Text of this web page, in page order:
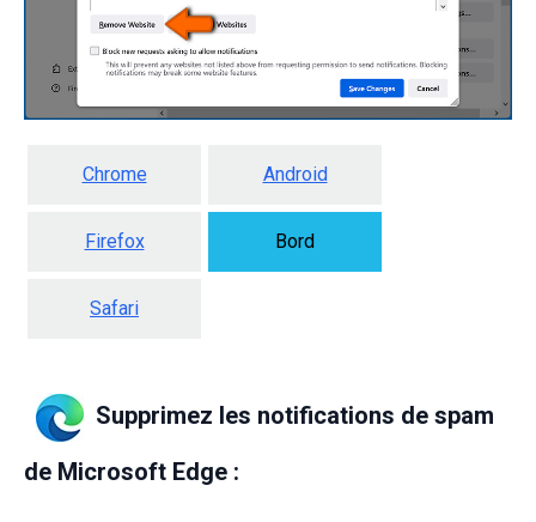
Chrome Android
Firefox Bord
Safari
Supprimez les notifications de spam
de Microsoft Edge :